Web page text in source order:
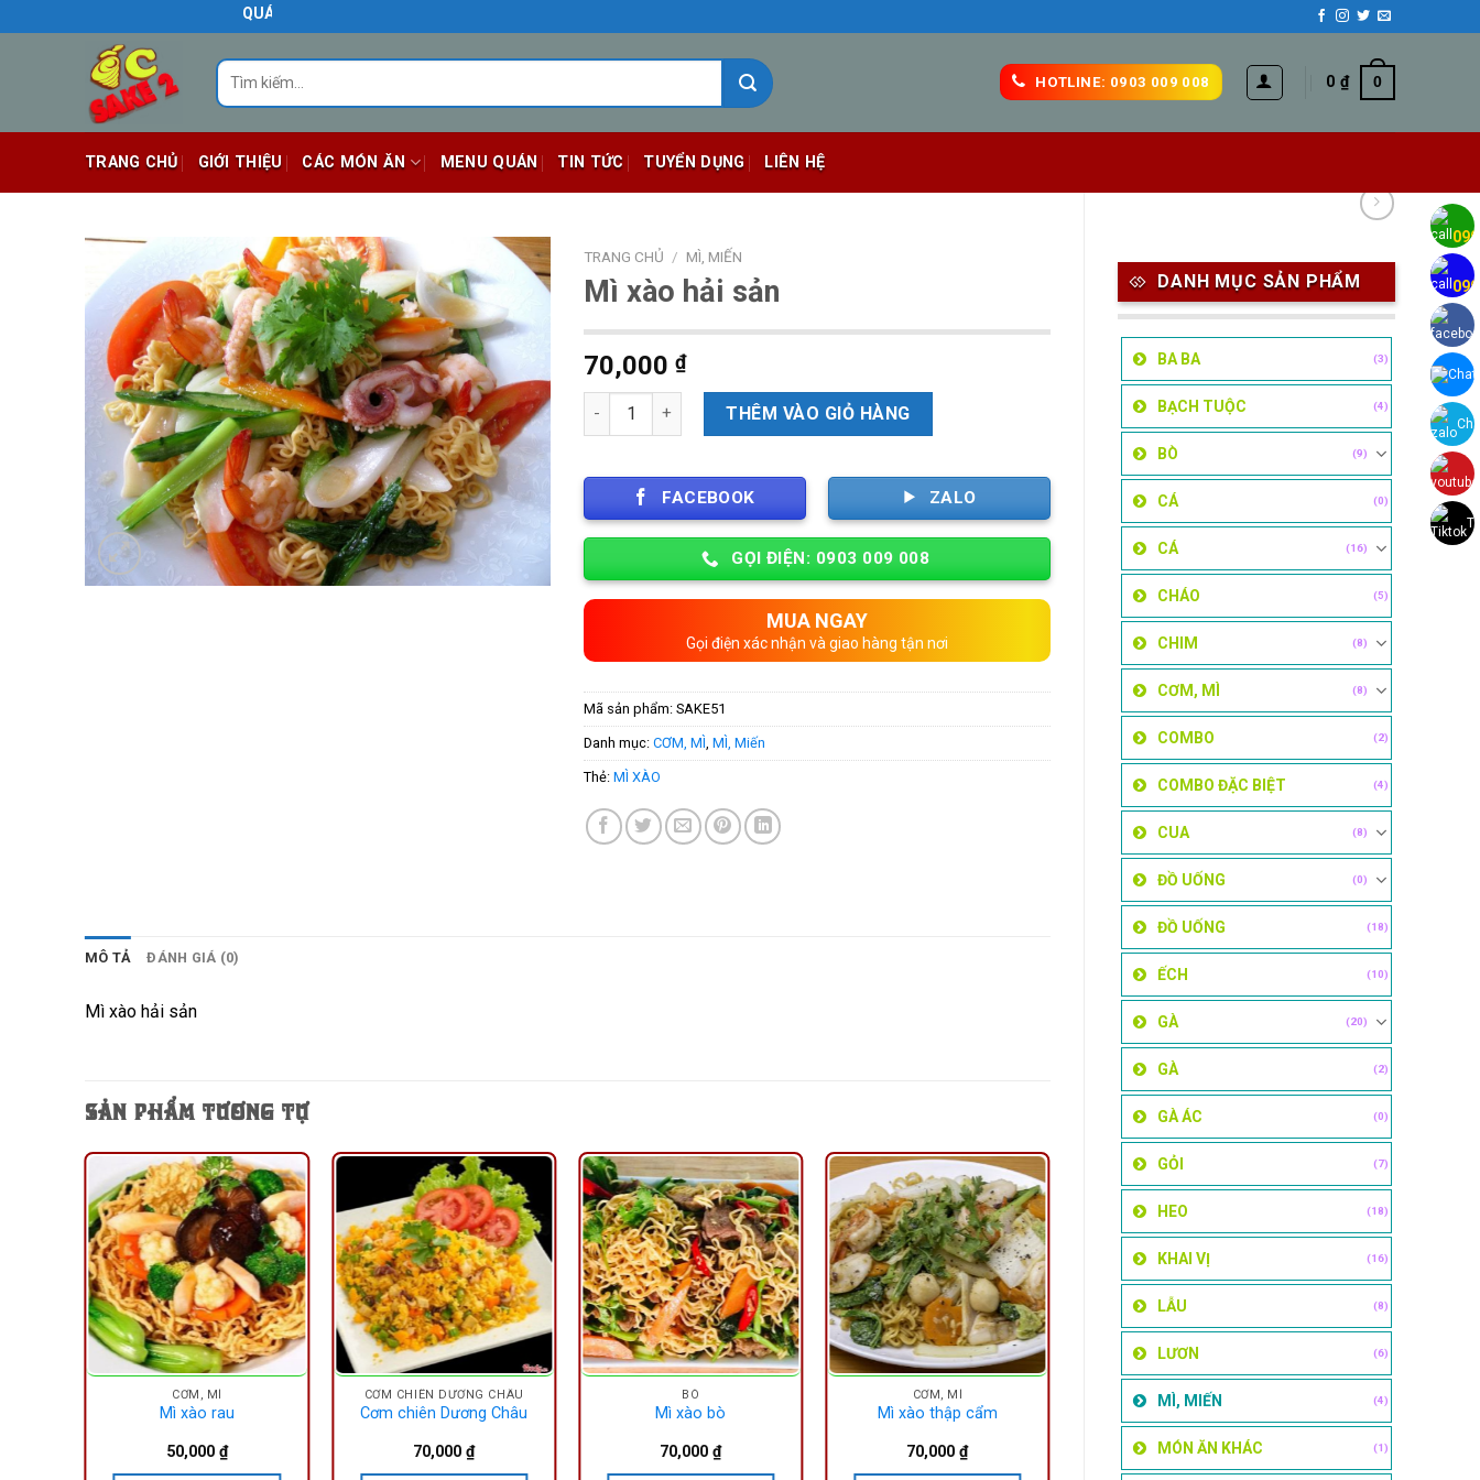
to
QUÁN ĂN NGON BIÊN HÒA
Tìm
kiếm:
HOTLINE: 0903 009 008 0₫ 0
TRANG CHỦ GIỚI THIỆU CÁC MÓN ĂN MENU QUÁN TIN TỨC TUYỂN DỤNG LIÊN HỆ
DANH MỤC SẢN PHẨM
BA BA (3)
BẠCH TUỘC (4)
BÒ (9)
CÁ (0)
CÁ (16)
CHÁO (5)
CHIM (8)
CƠM, MÌ (8)
COMBO (2)
COMBO ĐẶC BIỆT (4)
CUA (8)
ĐỒ UỐNG (0)
ĐỒ UỐNG (18)
ẾCH (10)
GÀ (20)
GÀ (2)
GÀ ÁC (0)
GỎI (7)
HEO (18)
KHAI VỊ (16)
LẪU (8)
LƯƠN (6)
MÌ, MIẾN (4)
MÓN ĂN KHÁC (1)
TRANG CHỦ / MÌ, MIẾN
Mì xào hải sản
70,000₫
Số lượng THÊM VÀO GIỎ HÀNG
FACEBOOK ZALO
GỌI ĐIỆN: 0903 009 008
MUA NGAY
Gọi điện xác nhận và giao hàng tận nơi
Mã sản phẩm:SAKE51
Danh mục:CƠM, MÌ ,MÌ, Miến
Thẻ:MÌ XÀO
MÔ TẢ ĐÁNH GIÁ (0)
Mì xào hải sản
SẢN PHẨM TƯƠNG TỰ
CƠM, MÌ
Mì xào rau
50,000₫
CƠM CHIÊN DƯƠNG CHÂU
Cơm chiên Dương Châu
70,000₫
BÒ
Mì xào bò
70,000₫
CƠM, MÌ
Mì xào thập cẩm
70,000₫
Chat